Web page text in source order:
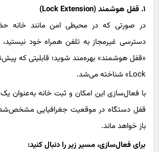
در صورتی که در محیطی امن مانند خانه
دسترسی غیرمجاز به تلفن همراه خود نیستید،
Lock» شناخته می‌شد.
با فعال‌سازی این امکان و ثبت خانه به‌عنوان یک
قفل دستگاه در موقعیت جغرافیایی
باز خواهد ماند.
برای فعال‌سازی، مسیر زیر را دنبال کنید:
تنظیمات > امنیت و حریم خصوصی >